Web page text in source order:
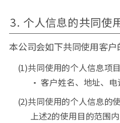
3. 个人信息的共同使
本公司会如下共同使用客户
(1)共同使用的个人信息项目
• 客户姓名、地址、
(2)共同使用的个人信息的
上述2的使用目的范围内